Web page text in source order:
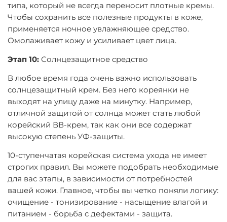
типа, который не всегда переносит плотные кремы.
Чтобы сохранить все полезные продукты в коже,
применяется ночное увлажняющее средство.
Омолаживает кожу и усиливает цвет лица.
Этап 10: Солнцезащитное средство
В любое время года очень важно использовать
солнцезащитный крем. Без него кореянки не
выходят на улицу даже на минутку. Например,
отличной защитой от солнца может стать любой
корейский ВВ-крем, так как они все содержат
высокую степень УФ-защиты.
10-ступенчатая корейская система ухода не имеет
строгих правил. Вы можете подобрать необходимые
для вас этапы, в зависимости от потребностей
вашей кожи. Главное, чтобы вы четко поняли логику:
очищение - тонизирование - насыщение влагой и
питанием - борьба с дефектами - защита.